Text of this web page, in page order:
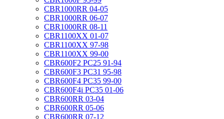
CBR1000RR 04-05
CBR1000RR 06-07
CBR1000RR 08-11
CBR1100XX 01-07
CBR1100XX 97-98
CBR1100XX 99-00
CBR600F2 PC25 91-94
CBR600F3 PC31 95-98
CBR600F4 PC35 99-00
CBR600F4i PC35 01-06
CBR600RR 03-04
CBR600RR 05-06
CBR600RR 07-12